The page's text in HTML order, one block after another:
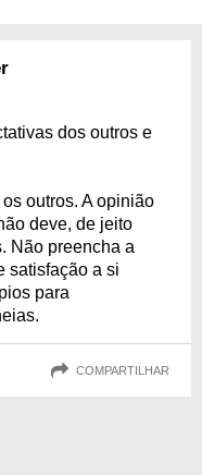
dos outros e
outros. A opinião
deve, de jeito
Não preencha a
satisfação a si
para
COMPARTILHAR